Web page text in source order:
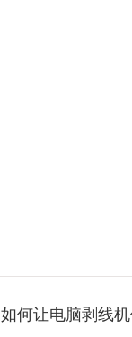
如何让电脑剥线